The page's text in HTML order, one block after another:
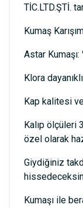
TİC.LTD.ŞTİ.
Kumaş
Astar
Klora
Kap kalitesi
Kalıp ölçüleri
özel olarak
Giydiğiniz
Kumaşı ile